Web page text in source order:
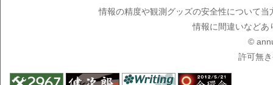
情報の精度や観測グッズの安全性について
情報に間違いなどあ
©
許可無